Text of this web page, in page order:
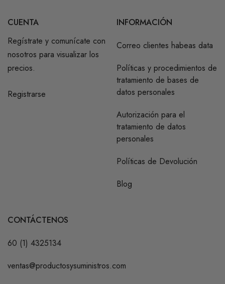
CUENTA
Regístrate y comunícate con
nosotros para visualizar los
precios.
Registrarse
INFORMACIÓN
Correo clientes habeas data
Políticas y procedimientos de
tratamiento de bases de
datos personales
Autorización para el
tratamiento de datos
personales
Políticas de Devolución
Blog
CONTÁCTENOS
60 (1) 4325134
ventas@productosysuministros.com